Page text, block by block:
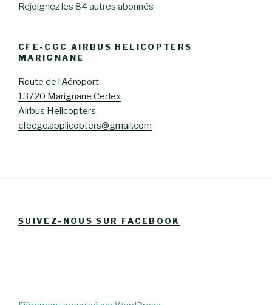
Rejoignez les 84 autres abonnés
CFE-CGC AIRBUS HELICOPTERS
MARIGNANE
Route de l’Aéroport
13720 Marignane Cedex
Airbus Helicopters
cfecgc.applicopters@gmail.com
SUIVEZ-NOUS SUR FACEBOOK